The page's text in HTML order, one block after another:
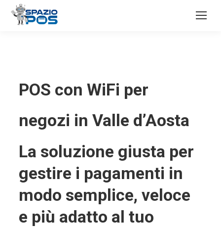
POS con WiFi per
negozi in Valle d’Aosta
La soluzione giusta per
gestire i pagamenti in
modo semplice, veloce
e più adatto al tuo